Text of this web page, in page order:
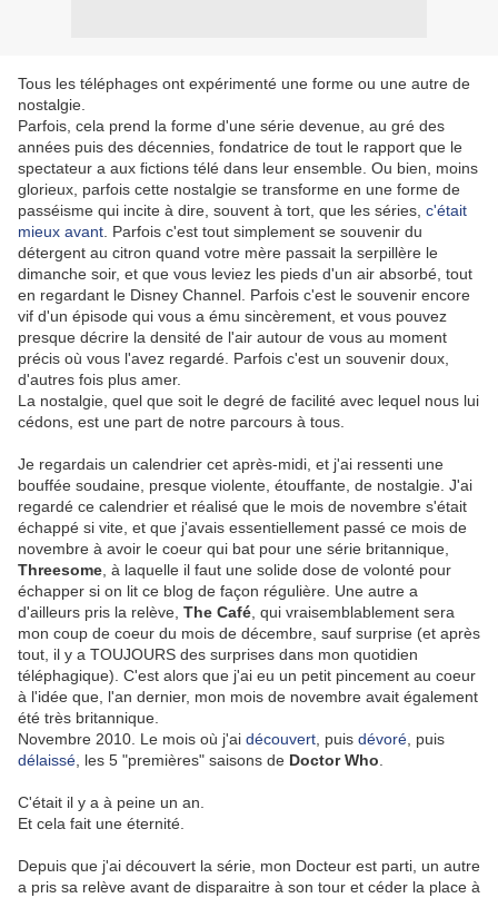
Tous les téléphages ont expérimenté une forme ou une autre de
nostalgie.
Parfois, cela prend la forme d'une série devenue, au gré des
années puis des décennies, fondatrice de tout le rapport que le
spectateur a aux fictions télé dans leur ensemble. Ou bien, moins
glorieux, parfois cette nostalgie se transforme en une forme de
passéisme qui incite à dire, souvent à tort, que les séries, c'était
mieux avant . Parfois c'est tout simplement se souvenir du
détergent au citron quand votre mère passait la serpillère le
dimanche soir, et que vous leviez les pieds d'un air absorbé, tout
en regardant le Disney Channel. Parfois c'est le souvenir encore
vif d'un épisode qui vous a ému sincèrement, et vous pouvez
presque décrire la densité de l'air autour de vous au moment
précis où vous l'avez regardé. Parfois c'est un souvenir doux,
d'autres fois plus amer.
La nostalgie, quel que soit le degré de facilité avec lequel nous lui
cédons, est une part de notre parcours à tous.
Je regardais un calendrier cet après-midi, et j'ai ressenti une
bouffée soudaine, presque violente, étouffante, de nostalgie. J'ai
regardé ce calendrier et réalisé que le mois de novembre s'était
échappé si vite, et que j'avais essentiellement passé ce mois de
novembre à avoir le coeur qui bat pour une série britannique,
Threesome , à laquelle il faut une solide dose de volonté pour
échapper si on lit ce blog de façon régulière. Une autre a
d'ailleurs pris la relève, The Café , qui vraisemblablement sera
mon coup de coeur du mois de décembre, sauf surprise (et après
tout, il y a TOUJOURS des surprises dans mon quotidien
téléphagique). C'est alors que j'ai eu un petit pincement au coeur
à l'idée que, l'an dernier, mon mois de novembre avait également
été très britannique.
Novembre 2010. Le mois où j'ai découvert , puis dévoré , puis
délaissé , les 5 "premières" saisons de Doctor Who
C'était il y a à peine un an.
Et cela fait une éternité.
Depuis que j'ai découvert la série, mon Docteur est parti, un autre
a pris sa relève avant de disparaitre à son tour et céder la place à